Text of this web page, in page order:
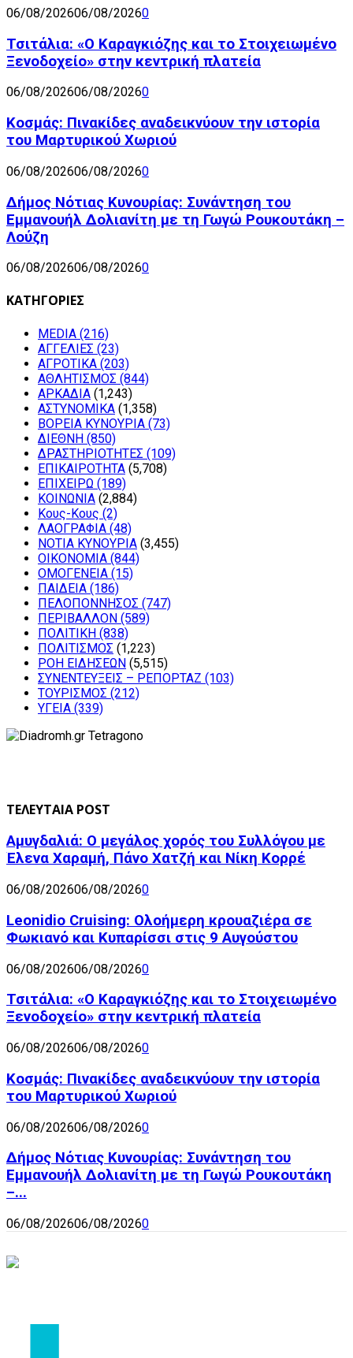
06/08/202606/08/20260
Τσιτάλια: «Ο Καραγκιόζης και το Στοιχειωμένο
Ξενοδοχείο» στην κεντρική πλατεία
06/08/202606/08/20260
Κοσμάς: Πινακίδες αναδεικνύουν την ιστορία
του Μαρτυρικού Χωριού
06/08/202606/08/20260
Δήμος Νότιας Κυνουρίας: Συνάντηση του
Εμμανουήλ Δολιανίτη με τη Γωγώ Ρουκουτάκη –
Λούζη
06/08/202606/08/20260
ΚΑΤΗΓΟΡΙΕΣ
MEDIA (216)
ΑΓΓΕΛΙΕΣ (23)
ΑΓΡΟΤΙΚΑ (203)
ΑΘΛΗΤΙΣΜΟΣ (844)
ΑΡΚΑΔΙΑ (1,243)
ΑΣΤΥΝΟΜΙΚΑ (1,358)
ΒΟΡΕΙΑ ΚΥΝΟΥΡΙΑ (73)
ΔΙΕΘΝΗ (850)
ΔΡΑΣΤΗΡΙΟΤΗΤΕΣ (109)
ΕΠΙΚΑΙΡΟΤΗΤΑ (5,708)
ΕΠΙΧΕΙΡΩ (189)
ΚΟΙΝΩΝΙΑ (2,884)
Κους-Κους (2)
ΛΑΟΓΡΑΦΙΑ (48)
ΝΟΤΙΑ ΚΥΝΟΥΡΙΑ (3,455)
ΟΙΚΟΝΟΜΙΑ (844)
ΟΜΟΓΕΝΕΙΑ (15)
ΠΑΙΔΕΙΑ (186)
ΠΕΛΟΠΟΝΝΗΣΟΣ (747)
ΠΕΡΙΒΑΛΛΟΝ (589)
ΠΟΛΙΤΙΚΗ (838)
ΠΟΛΙΤΙΣΜΟΣ (1,223)
ΡΟΗ ΕΙΔΗΣΕΩΝ (5,515)
ΣΥΝΕΝΤΕΥΞΕΙΣ – ΡΕΠΟΡΤΑΖ (103)
ΤΟΥΡΙΣΜΟΣ (212)
ΥΓΕΙΑ (339)
ΤΕΛΕΥΤΑΙΑ POST
Αμυγδαλιά: Ο μεγάλος χορός του Συλλόγου με
Έλενα Χαραμή, Πάνο Χατζή και Νίκη Κορρέ
06/08/202606/08/20260
Leonidio Cruising: Ολοήμερη κρουαζιέρα σε
Φωκιανό και Κυπαρίσσι στις 9 Αυγούστου
06/08/202606/08/20260
Τσιτάλια: «Ο Καραγκιόζης και το Στοιχειωμένο
Ξενοδοχείο» στην κεντρική πλατεία
06/08/202606/08/20260
Κοσμάς: Πινακίδες αναδεικνύουν την ιστορία
του Μαρτυρικού Χωριού
06/08/202606/08/20260
Δήμος Νότιας Κυνουρίας: Συνάντηση του
Εμμανουήλ Δολιανίτη με τη Γωγώ Ρουκουτάκη
–...
06/08/202606/08/20260